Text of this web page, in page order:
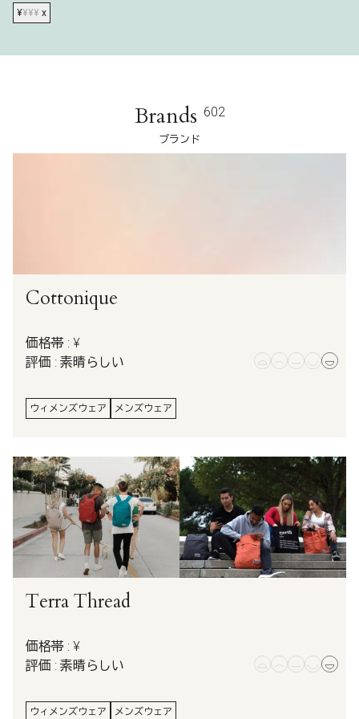
¥¥¥¥ x
Brands 602
ブランド
Cottonique
価格帯 : ¥
評価 : 素晴らしい
ウィメンズウェア メンズウェア
Terra Thread
価格帯 : ¥
評価 : 素晴らしい
ウィメンズウェア メンズウェア